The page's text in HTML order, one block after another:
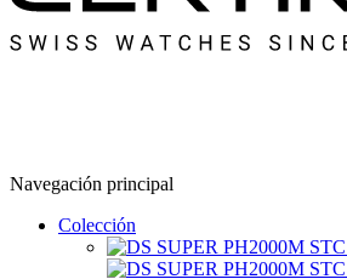
Navegación principal
Colección